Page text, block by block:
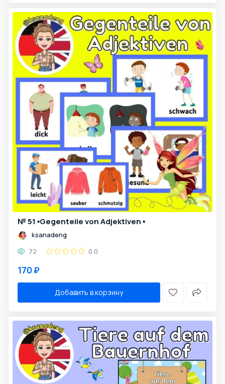
№ 51 ▪️Gegenteile von Adjektiven ▪️
ksanadeng
72
0.0
170 ₽
Добавить в корзину